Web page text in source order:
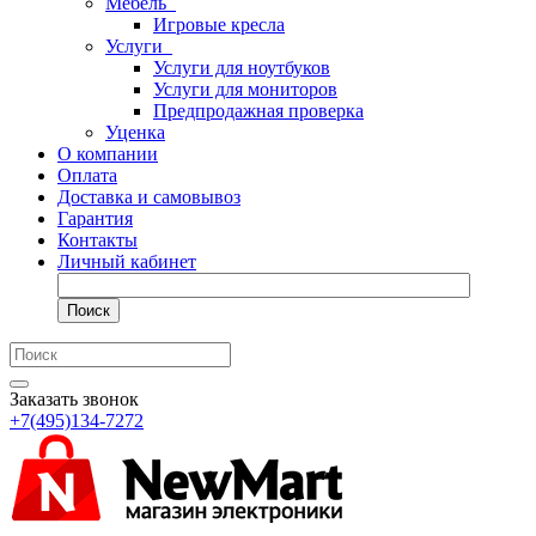
Игровые кресла
Услуги
Услуги для ноутбуков
Услуги для мониторов
Предпродажная проверка
Уценка
О компании
Оплата
Доставка и самовывоз
Гарантия
Контакты
Личный кабинет
Поиск
Заказать звонок
+7(495)134-7272